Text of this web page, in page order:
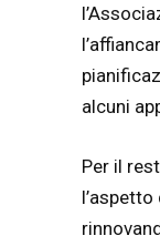
alcuni
Per il